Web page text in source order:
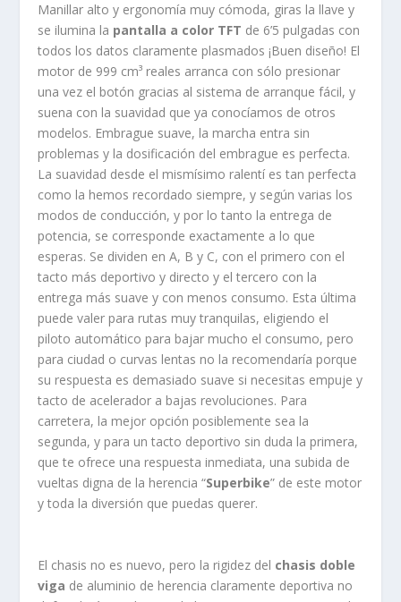
Manillar alto y ergonomía muy cómoda, giras la llave y
se ilumina la pantalla a color TFT de 6’5 pulgadas con
todos los datos claramente plasmados ¡Buen diseño! El
motor de 999 cm³ reales arranca con sólo presionar
una vez el botón gracias al sistema de arranque fácil, y
suena con la suavidad que ya conocíamos de otros
modelos. Embrague suave, la marcha entra sin
problemas y la dosificación del embrague es perfecta.
La suavidad desde el mismísimo ralentí es tan perfecta
como la hemos recordado siempre, y según varias los
modos de conducción, y por lo tanto la entrega de
potencia, se corresponde exactamente a lo que
esperas. Se dividen en A, B y C, con el primero con el
tacto más deportivo y directo y el tercero con la
entrega más suave y con menos consumo. Esta última
puede valer para rutas muy tranquilas, eligiendo el
piloto automático para bajar mucho el consumo, pero
para ciudad o curvas lentas no la recomendaría porque
su respuesta es demasiado suave si necesitas empuje y
tacto de acelerador a bajas revoluciones. Para
carretera, la mejor opción posiblemente sea la
segunda, y para un tacto deportivo sin duda la primera,
que te ofrece una respuesta inmediata, una subida de
vueltas digna de la herencia “Superbike” de este motor
y toda la diversión que puedas querer.
El chasis no es nuevo, pero la rigidez del chasis doble
viga de aluminio de herencia claramente deportiva no